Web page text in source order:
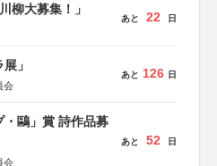
柳大募集！」
あと 22 日
」
会
あと 126 日
鷗」賞 詩作品募
会
あと 52 日